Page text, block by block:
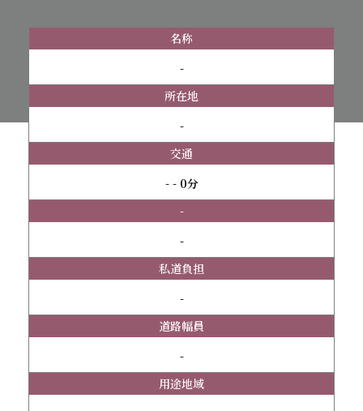
名称
-
所在地
-
交通
- - 0分
-
-
私道負担
-
道路幅員
-
用途地域